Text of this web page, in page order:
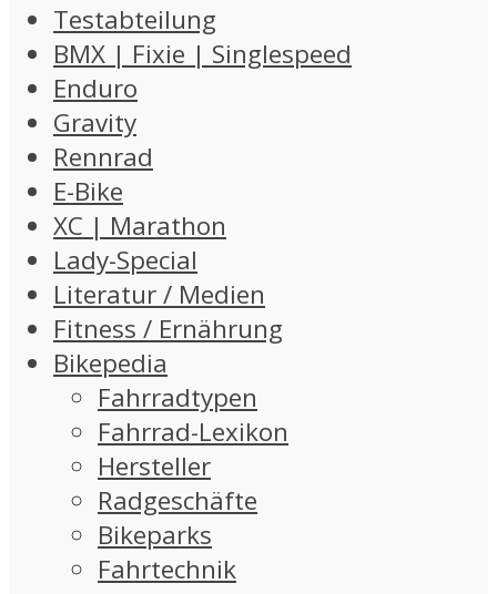
Testabteilung
BMX | Fixie | Singlespeed
Enduro
Gravity
Rennrad
E-Bike
XC | Marathon
Lady-Special
Literatur / Medien
Fitness / Ernährung
Bikepedia
Fahrradtypen
Fahrrad-Lexikon
Hersteller
Radgeschäfte
Bikeparks
Fahrtechnik